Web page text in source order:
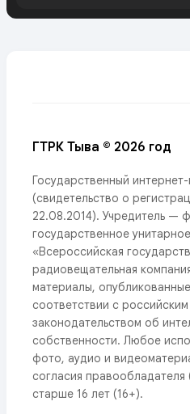
ГТРК Тыва © 2026 год
Государственный
(свидетельство о
22.08.2014). Учредитель —
государственное
«Всероссийская
радиовещательная
материалы,
соответствии с
законодательством об
собственности. Любое
фото, аудио и
согласия
старше 16 лет (16+).